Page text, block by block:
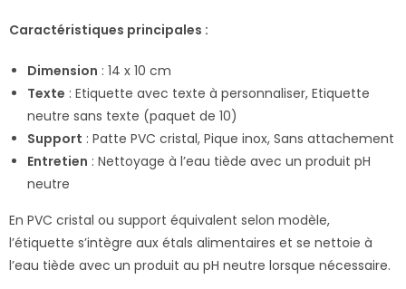
Caractéristiques principales :
Dimension : 14 x 10 cm
Texte : Etiquette avec texte à personnaliser, Etiquette
neutre sans texte (paquet de 10)
Support : Patte PVC cristal, Pique inox, Sans attachement
Entretien : Nettoyage à l’eau tiède avec un produit pH
neutre
En PVC cristal ou support équivalent selon modèle,
l’étiquette s’intègre aux étals alimentaires et se nettoie à
l’eau tiède avec un produit au pH neutre lorsque nécessaire.